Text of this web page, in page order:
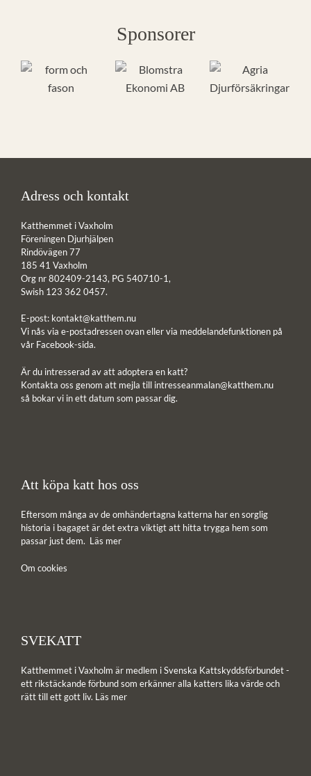
Sponsorer
Adress och kontakt
Katthemmet i Vaxholm
Föreningen Djurhjälpen
Rindövägen 77
185 41 Vaxholm
Org nr 802409-2143, PG 540710-1,
Swish 123 362 0457.
E-post: kontakt@katthem.nu
Vi nås via e-postadressen ovan eller via meddelandefunktionen på
vår Facebook-sida.
Är du intresserad av att adoptera en katt?
Kontakta oss genom att mejla till intresseanmalan@katthem.nu
så bokar vi in ett datum som passar dig.
Att köpa katt hos oss
Eftersom många av de omhändertagna katterna har en sorglig
historia i bagaget är det extra viktigt att hitta trygga hem som
passar just dem. Läs mer
Om cookies
SVEKATT
Katthemmet i Vaxholm är medlem i Svenska Kattskyddsförbundet -
ett rikstäckande förbund som erkänner alla katters lika värde och
rätt till ett gott liv. Läs mer